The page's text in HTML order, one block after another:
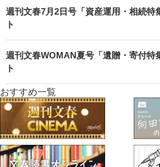
週刊文春7月2日号「資産運用・相続特
ト
週刊文春WOMAN夏号「遺贈・寄付特
ト
おすすめ一覧